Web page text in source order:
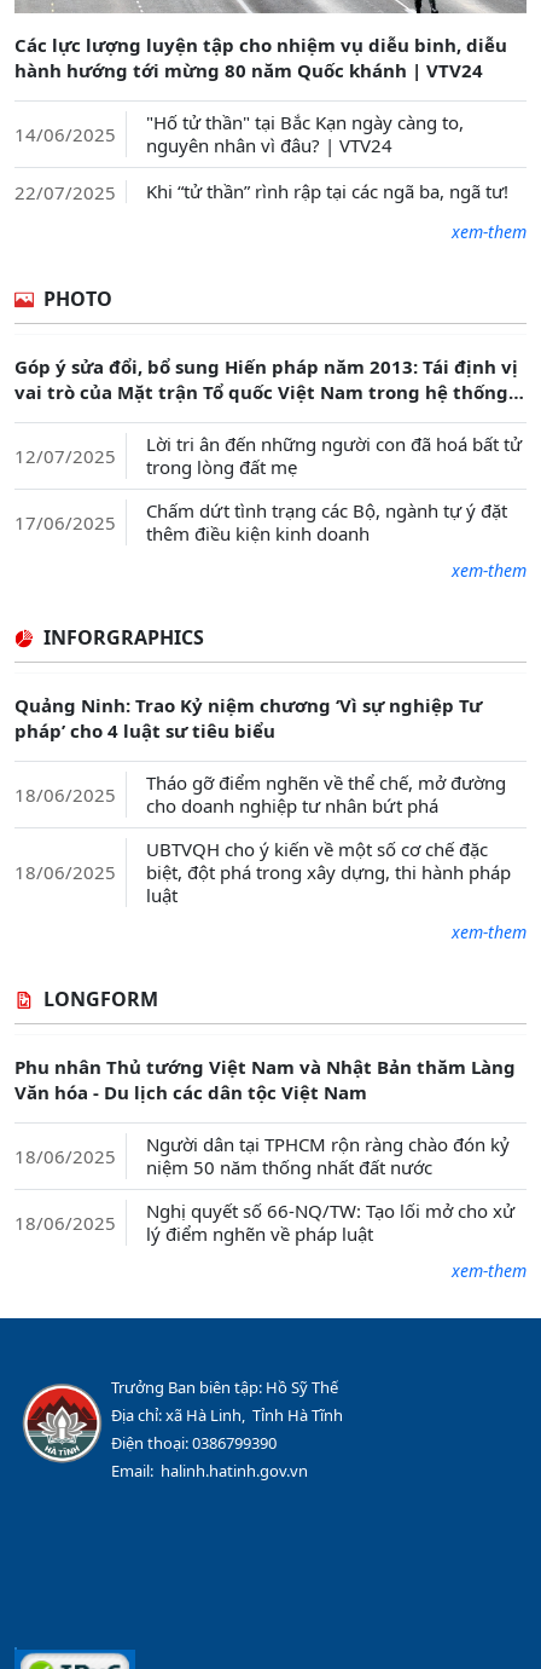
Các lực lượng luyện tập cho nhiệm vụ diễu binh, diễu
hành hướng tới mừng 80 năm Quốc khánh | VTV24
14/06/2025
"Hố tử thần" tại Bắc Kạn ngày càng to,
nguyên nhân vì đâu? | VTV24
22/07/2025
Khi “tử thần” rình rập tại các ngã ba, ngã tư!
xem-them
PHOTO
Góp ý sửa đổi, bổ sung Hiến pháp năm 2013: Tái định vị
vai trò của Mặt trận Tổ quốc Việt Nam trong hệ thống
chính trị
12/07/2025
Lời tri ân đến những người con đã hoá bất tử
trong lòng đất mẹ
17/06/2025
Chấm dứt tình trạng các Bộ, ngành tự ý đặt
thêm điều kiện kinh doanh
xem-them
INFORGRAPHICS
Quảng Ninh: Trao Kỷ niệm chương ‘Vì sự nghiệp Tư
pháp’ cho 4 luật sư tiêu biểu
18/06/2025
Tháo gỡ điểm nghẽn về thể chế, mở đường
cho doanh nghiệp tư nhân bứt phá
18/06/2025
UBTVQH cho ý kiến về một số cơ chế đặc
biệt, đột phá trong xây dựng, thi hành pháp
luật
xem-them
LONGFORM
Phu nhân Thủ tướng Việt Nam và Nhật Bản thăm Làng
Văn hóa - Du lịch các dân tộc Việt Nam
18/06/2025
Người dân tại TPHCM rộn ràng chào đón kỷ
niệm 50 năm thống nhất đất nước
18/06/2025
Nghị quyết số 66-NQ/TW: Tạo lối mở cho xử
lý điểm nghẽn về pháp luật
xem-them
Trưởng Ban biên tập: Hồ Sỹ Thế
Địa chỉ: xã Hà Linh, Tỉnh Hà Tĩnh
Điện thoại: 0386799390
Email: halinh.hatinh.gov.vn